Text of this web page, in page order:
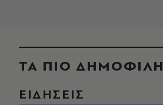
ΤΑ ΠΙΟ ΔΗΜΟΦΙΛΗ
ΕΙΔΗΣΕΙΣ